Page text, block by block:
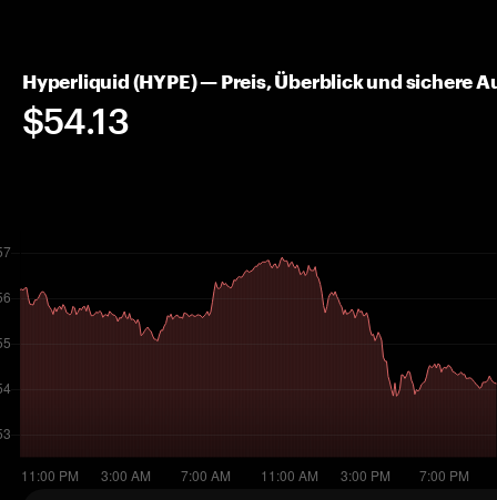
Hyperliquid (HYPE) — Preis, Überblick und sichere
$54.13